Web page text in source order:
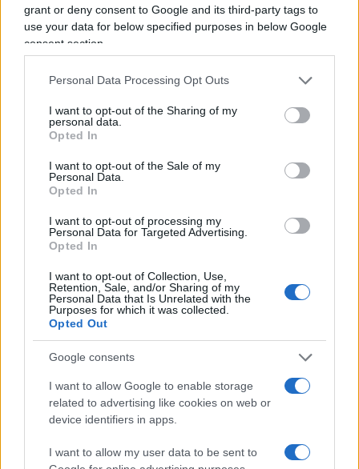
grant or deny consent to Google and its third-party tags to
use your data for below specified purposes in below Google
consent section.
Personal Data Processing Opt Outs
I want to opt-out of the Sharing of my
personal data.
Opted In
I want to opt-out of the Sale of my
Personal Data.
Opted In
I want to opt-out of processing my
Personal Data for Targeted Advertising.
Opted In
I want to opt-out of Collection, Use,
Retention, Sale, and/or Sharing of my
Personal Data that Is Unrelated with the
Purposes for which it was collected.
Opted Out
Google consents
I want to allow Google to enable storage
related to advertising like cookies on web or
device identifiers in apps.
I want to allow my user data to be sent to
Come i Mondiali di calcio stanno
antiamericana
diArmando Simón
4 Luglio 2026, 5:59